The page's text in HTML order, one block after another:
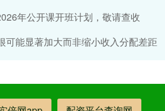
年公开课开班计划，敬请查收
可能显著加大而非缩小收入分配差距